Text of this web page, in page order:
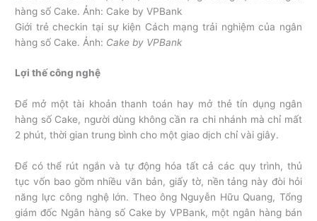
Giới trẻ checkin tại sự kiện Cách mạng trải nghiệm của ngân
hàng số Cake. Ảnh: Cake by VPBank
Lợi thế công nghệ
Để mở một tài khoản thanh toán hay mở thẻ tín dụng ngân
hàng số Cake, người dùng không cần ra chi nhánh mà chỉ mất
2 phút, thời gian trung bình cho một giao dịch chỉ vài giây.
Để có thể rút ngắn và tự động hóa tất cả các quy trình, thủ
tục vốn bao gồm nhiều văn bản, giấy tờ, nền tảng này đòi hỏi
năng lực công nghệ lớn. Theo ông Nguyễn Hữu Quang, Tổng
giám đốc Ngân hàng số Cake by VPBank, một ngân hàng bán